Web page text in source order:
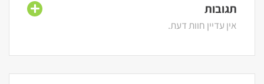
תגובות
אין עדיין חוות דעת.